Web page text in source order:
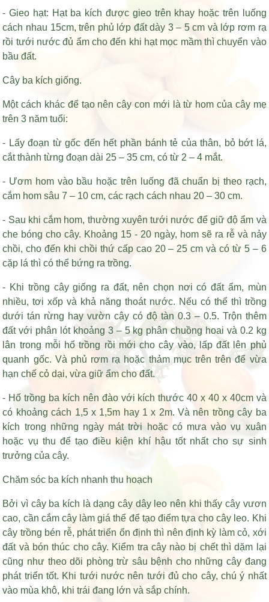
- Gieo hạt: Hạt ba kích được gieo trên khay hoặc trên luống
cách nhau 15cm, trên phủ lớp đất dày 3 – 5 cm và lớp rơm rạ
rồi tưới nước đủ ẩm cho đến khi hạt mọc mầm thì chuyển vào
bầu đất.
Cây ba kích giống.
Một cách khác để tạo nên cây con mới là từ hom của cây mẹ
trên 3 năm tuổi:
- Lấy đoạn từ gốc đến hết phần bánh tẻ của thân, bỏ bớt lá,
cắt thành từng đoạn dài 25 – 35 cm, có từ 2 – 4 mắt.
- Ươm hom vào bầu hoặc trên luống đã chuẩn bị theo rạch,
cắm hom sâu 7 – 10 cm, các rạch cách nhau 20 – 30 cm.
- Sau khi cắm hom, thường xuyên tưới nước để giữ độ ẩm và
che bóng cho cây. Khoảng 15 - 20 ngày, hom sẽ ra rễ và nảy
chồi, cho đến khi chồi thứ cấp cao 20 – 25 cm và có từ 5 – 6
cặp lá thì có thể bứng ra trồng.
- Khi trồng cây giống ra đất, nên chọn nơi có đất ẩm, mùn
nhiều, tơi xốp và khả năng thoát nước. Nếu có thể thì trồng
dưới tán rừng hay vườn cây có độ tàn 0.3 – 0.5. Trộn thêm
đất với phân lót khoảng 3 – 5 kg phân chuồng hoai và 0.2 kg
lân trong mỗi hố trồng rồi mới cho cây vào, lấp đất lên phủ
quanh gốc. Và phủ rơm rạ hoặc thảm mục trên trên để vừa
hạn chế cỏ dại, vừa giữ ẩm cho đất.
- Hố trồng ba kích nên đào với kích thước 40 x 40 x 40cm và
có khoảng cách 1,5 x 1,5m hay 1 x 2m. Và nên trồng cây ba
kích trong những ngày mát trời hoặc có mưa vào vụ xuân
hoặc vụ thu để tạo điều kiện khí hậu tốt nhất cho sự sinh
trưởng của cây.
Chăm sóc ba kích nhanh thu hoạch
Bởi vì cây ba kích là dạng cây dây leo nên khi thấy cây vươn
cao, cần cắm cây làm giá thể để tạo điểm tựa cho cây leo. Khi
cây trồng bén rễ, phát triển ổn định thì nên định kỳ làm cỏ, xới
đất và bón thúc cho cây. Kiểm tra cây nào bị chết thì dặm lại
cũng như theo dõi phòng trừ sâu bệnh cho những cây đang
phát triển tốt. Khi tưới nước nên tưới đủ cho cây, chú ý nhất
vào mùa khô, khi trái đang lớn và sắp chính.